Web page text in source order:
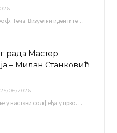
Ментор: Сања Девић, ред. проф. Тема: Визуелни идентитет линије нутриционистичких производа Vita+: Од амбалаже до мултимедијалне комуникације Петак, 03. 07.…
рада Мастер
– Милан Станковић
25/06/2026
Тема: Улога клавирске пратње у настави солфеђа у првом циклусу основне музичке школе Ментор…